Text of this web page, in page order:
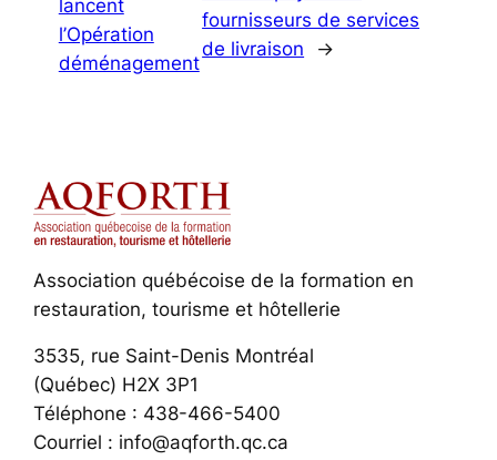
lancent
l’Opération
déménagement
fournisseurs de services
de livraison
→
Association québécoise de la formation en
restauration, tourisme et hôtellerie
3535, rue Saint-Denis Montréal
(Québec) H2X 3P1
Téléphone : 438-466-5400
Courriel : info@aqforth.qc.ca